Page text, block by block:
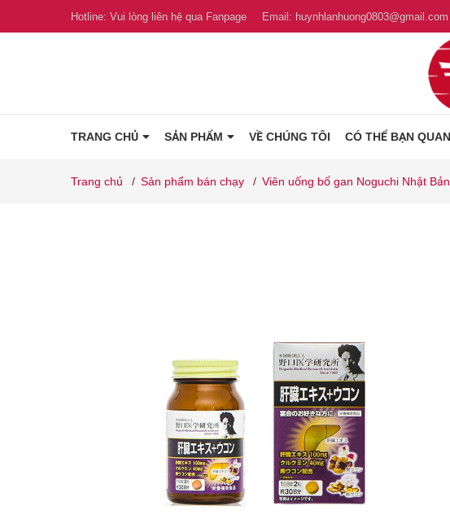
Hotline: Vui lòng liên hệ qua Fanpage Email: huynhlanhuong0803@gmail.com
TRANG CHỦ SẢN PHẨM VỀ CHÚNG TÔI CÓ THỂ BẠN
Trang chủ / Sản phẩm bán chạy / Viên uống bổ gan Noguchi Nhật